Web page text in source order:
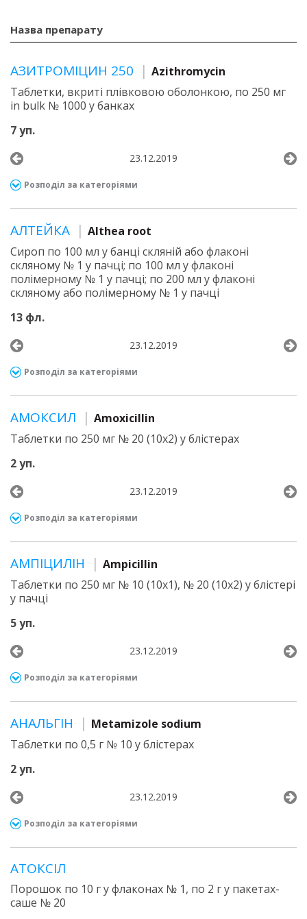
Назва препарату
АЗИТРОМІЦИН 250
Azithromycin
Таблетки, вкриті плівковою оболонкою, по 250 мг
in bulk № 1000 у банках
7 уп.
23.12.2019
Розподіл за категоріями
АЛТЕЙКА
Althea root
Сироп по 100 мл у банці скляній або флаконі
скляному № 1 у пачці; по 100 мл у флаконі
полімерному № 1 у пачці; по 200 мл у флаконі
скляному або полімерному № 1 у пачці
13 фл.
23.12.2019
Розподіл за категоріями
АМОКСИЛ
Amoxicillin
Таблетки по 250 мг № 20 (10х2) у блістерах
2 уп.
23.12.2019
Розподіл за категоріями
АМПІЦИЛІН
Ampicillin
Таблетки по 250 мг № 10 (10х1), № 20 (10х2) у блістері
у пачці
5 уп.
23.12.2019
Розподіл за категоріями
АНАЛЬГІН
Metamizole sodium
Таблетки по 0,5 г № 10 у блістерах
2 уп.
23.12.2019
Розподіл за категоріями
АТОКСІЛ
Порошок по 10 г у флаконах № 1, по 2 г у пакетах-
саше № 20